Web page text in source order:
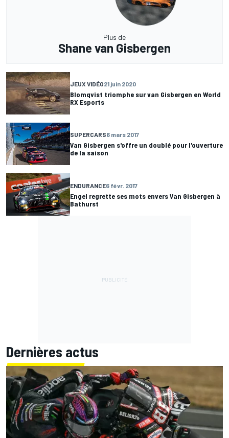
Plus de
Shane van Gisbergen
JEUX VIDÉO21 juin 2020
Blomqvist triomphe sur van Gisbergen en World
RX Esports
SUPERCARS6 mars 2017
Van Gisbergen s'offre un doublé pour l'ouverture
de la saison
ENDURANCE6 févr. 2017
Engel regrette ses mots envers Van Gisbergen à
Bathurst
Dernières actus